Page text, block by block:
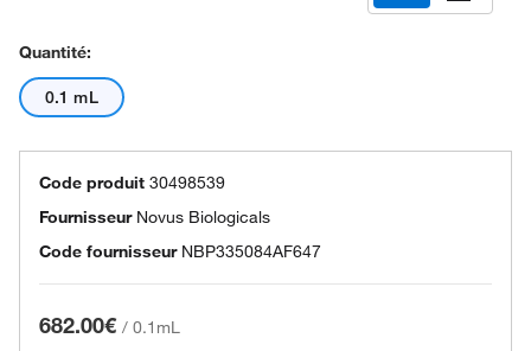
Quantité:
0.1 mL
Code produit 30498539
Fournisseur Novus Biologicals
Code fournisseur NBP335084AF647
682.00€ / 0.1mL